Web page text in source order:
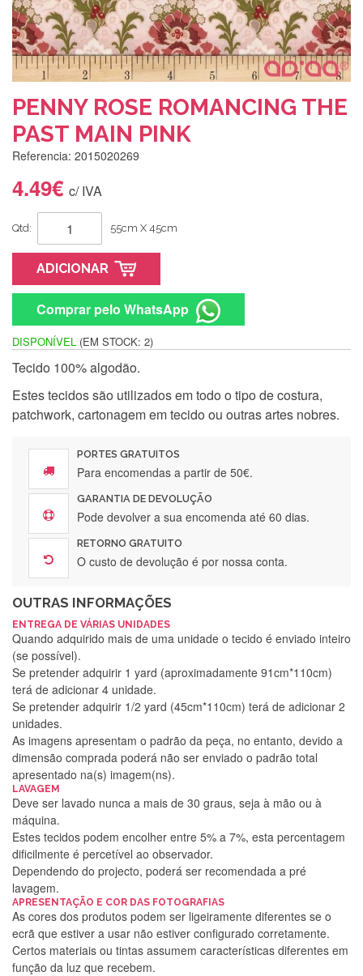
PENNY ROSE ROMANCING THE
PAST MAIN PINK
Referencia: 2015020269
4.49€ c/ IVA
Qtd: 55cm X 45cm
ADICIONAR
Comprar pelo WhatsApp
DISPONÍVEL (EM STOCK: 2)
Tecido 100% algodão.
Estes tecidos são utilizados em todo o tipo de costura,
patchwork, cartonagem em tecido ou outras artes nobres.
PORTES GRATUITOS
Para encomendas a partir de 50€.
GARANTIA DE DEVOLUÇÃO
Pode devolver a sua encomenda até 60 dias.
RETORNO GRATUITO
O custo de devolução é por nossa conta.
OUTRAS INFORMAÇÕES
ENTREGA DE VÁRIAS UNIDADES
Quando adquirido mais de uma unidade o tecido é enviado inteiro
(se possível).
Se pretender adquirir 1 yard (aproximadamente 91cm*110cm)
terá de adicionar 4 unidade.
Se pretender adquirir 1/2 yard (45cm*110cm) terá de adicionar 2
unidades.
As imagens apresentam o padrão da peça, no entanto, devido a
dimensão comprada poderá não ser enviado o padrão total
apresentado na(s) imagem(ns).
LAVAGEM
Deve ser lavado nunca a mais de 30 graus, seja à mão ou à
máquina.
Estes tecidos podem encolher entre 5% a 7%, esta percentagem
dificilmente é percetível ao observador.
Dependendo do projecto, poderá ser recomendada a pré
lavagem.
APRESENTAÇÃO E COR DAS FOTOGRAFIAS
As cores dos produtos podem ser ligeiramente diferentes se o
ecrã que estiver a usar não estiver configurado corretamente.
Certos materiais ou tintas assumem características diferentes em
função da luz que recebem.
Silvia Lopes
Encomenda direitinha. Rapidez e segurança. Volto a
encomendar.